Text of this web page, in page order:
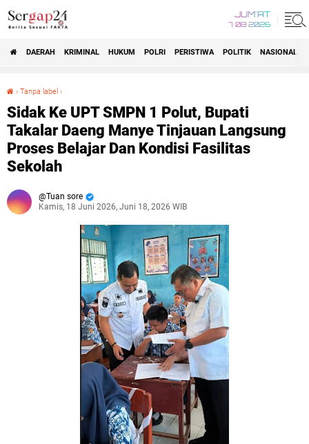
JUM'AT
7 08 2026
DAERAH KRIMINAL HUKUM POLRI PERISTIWA POLITIK NASIONAL
› Tanpa label ›
Sidak Ke UPT SMPN 1 Polut, Bupati
Takalar Daeng Manye Tinjauan Langsung
Proses Belajar Dan Kondisi Fasilitas
Sekolah
Tuan sore
Kamis, 18 Juni 2026, Juni 18, 2026 WIB